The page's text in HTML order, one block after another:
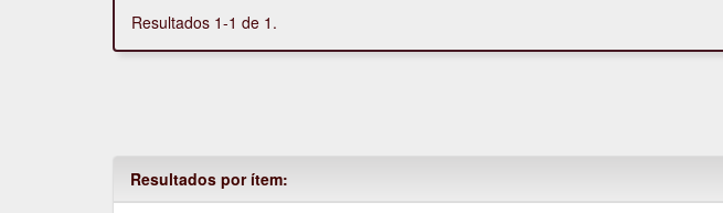
Resultados 1-1 de 1.
Resultados por ítem: